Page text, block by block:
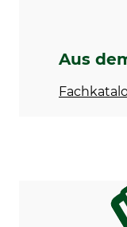
Aus